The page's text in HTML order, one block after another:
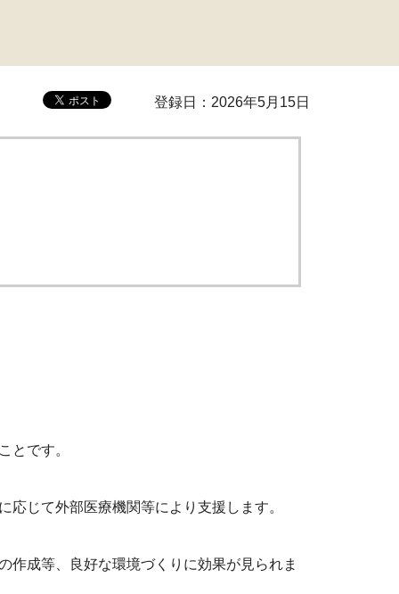
登録日：2026年5月15日
とです。
じて外部医療機関等により支援します。
作成等、良好な環境づくりに効果が見られま